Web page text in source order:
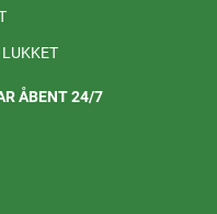
LUKKET
ÅBENT 24/7